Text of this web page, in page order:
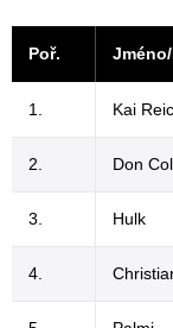
Poř.
1. Kai
2. Don
3. Hulk
4.